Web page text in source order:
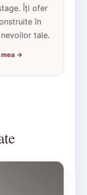
Îți ofer
în
tale.
mea →